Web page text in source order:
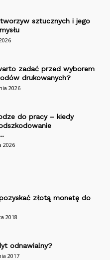
sztucznych i jego
zadać przed wyborem
drukowanych?
2026
do pracy – kiedy
2026
złotą monetę do
2018
odnawialny?
2017